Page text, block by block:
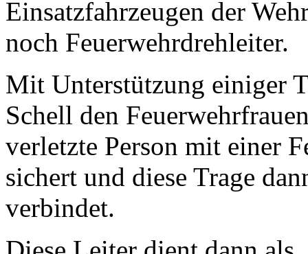
Einsatzfahrzeugen der
noch Feuerwehrdrehleiter.
Mit Unterstützung einiger
Schell den
verletzte Person mit einer
sichert und diese Trage
verbindet.